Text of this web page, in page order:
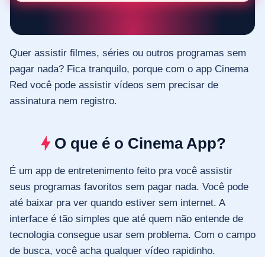
Quer assistir filmes, séries ou outros programas sem
pagar nada? Fica tranquilo, porque com o app Cinema
Red você pode assistir vídeos sem precisar de
assinatura nem registro.
O que é o Cinema App?
É um app de entretenimento feito pra você assistir
seus programas favoritos sem pagar nada. Você pode
até baixar pra ver quando estiver sem internet. A
interface é tão simples que até quem não entende de
tecnologia consegue usar sem problema. Com o campo
de busca, você acha qualquer vídeo rapidinho.